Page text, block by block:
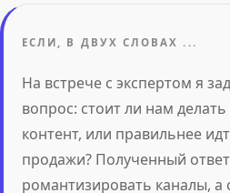
ЕСЛИ, В ДВУХ СЛОВАХ ...
На встрече с экспертом я
вопрос: стоит ли нам делать
контент, или правильнее
продажи? Полученный
романтизировать каналы, а